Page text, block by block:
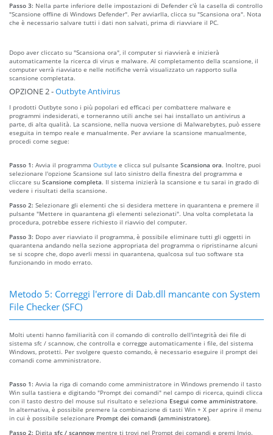
Passo 3: Nella parte inferiore delle impostazioni di Defender c'è la casella di controllo
"Scansione offline di Windows Defender". Per avviarlla, clicca su "Scansiona ora". Nota
che è necessario salvare tutti i dati non salvati, prima di riavviare il PC.
Dopo aver cliccato su "Scansiona ora", il computer si riavvierà e inizierà
automaticamente la ricerca di virus e malware. Al completamento della scansione, il
computer verrà riavviato e nelle notifiche verrà visualizzato un rapporto sulla
scansione completata.
OPZIONE 2 -Outbyte Antivirus
I prodotti Outbyte sono i più popolari ed efficaci per combattere malware e
programmi indesiderati, e torneranno utili anche sei hai installato un antivirus a
parte, di alta qualità. La scansione, nella nuova versione di Malwarebytes, può essere
eseguita in tempo reale e manualmente. Per avviare la scansione manualmente,
procedi come segue:
Passo 1: Avvia il programma Outbyte e clicca sul pulsante Scansiona ora. Inoltre, puoi
selezionare l'opzione Scansione sul lato sinistro della finestra del programma e
cliccare su Scansione completa. Il sistema inizierà la scansione e tu sarai in grado di
vedere i risultati della scansione.
Passo 2: Selezionare gli elementi che si desidera mettere in quarantena e premere il
pulsante "Mettere in quarantena gli elementi selezionati". Una volta completata la
procedura, potrebbe essere richiesto il riavvio del computer.
Passo 3: Dopo aver riavviato il programma, è possibile eliminare tutti gli oggetti in
quarantena andando nella sezione appropriata del programma o ripristinarne alcuni
se si scopre che, dopo averli messi in quarantena, qualcosa sul tuo software sta
funzionando in modo errato.
Metodo 5: Correggi l'errore di Dab.dll mancante con System
File Checker (SFC)
Molti utenti hanno familiarità con il comando di controllo dell'integrità dei file di
sistema sfc / scannow, che controlla e corregge automaticamente i file, del sistema
Windows, protetti. Per svolgere questo comando, è necessario eseguire il prompt dei
comandi come amministratore.
Passo 1: Avvia la riga di comando come amministratore in Windows premendo il tasto
Win sulla tastiera e digitando "Prompt dei comandi" nel campo di ricerca, quindi clicca
con il tasto destro del mouse sul risultato e seleziona Esegui come amministratore.
In alternativa, è possibile premere la combinazione di tasti Win + X per aprire il menu
in cui è possibile selezionare Prompt dei comandi (amministratore).
Passo 2: Digita sfc / scannow mentre ti trovi nel Prompt dei comandi e premi Invio.